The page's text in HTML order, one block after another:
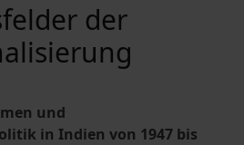
der
und
in Indien von 1947 bis